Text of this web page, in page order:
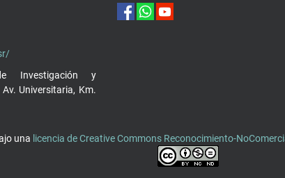
Investigación y
Av. Universitaria, Km.
una licencia de Creative Commons Reconocimiento-